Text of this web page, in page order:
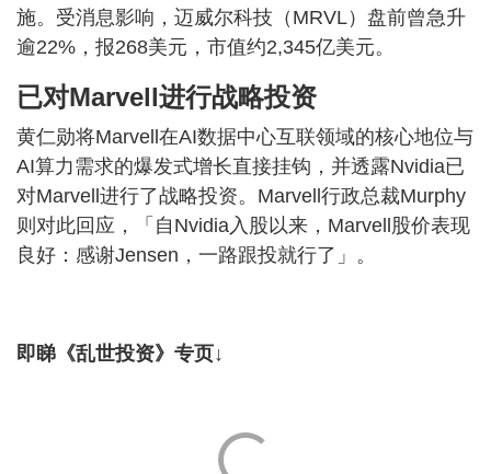
施。受消息影响，迈威尔科技（MRVL）盘前曾急升
逾22%，报268美元，市值约2,345亿美元。
已对Marvell进行战略投资
黄仁勋将Marvell在AI数据中心互联领域的核心地位与
AI算力需求的爆发式增长直接挂钩，并透露Nvidia已
对Marvell进行了战略投资。Marvell行政总裁Murphy
则对此回应，「自Nvidia入股以来，Marvell股价表现
良好：感谢Jensen，一路跟投就行了」。
即睇《乱世投资》专页↓